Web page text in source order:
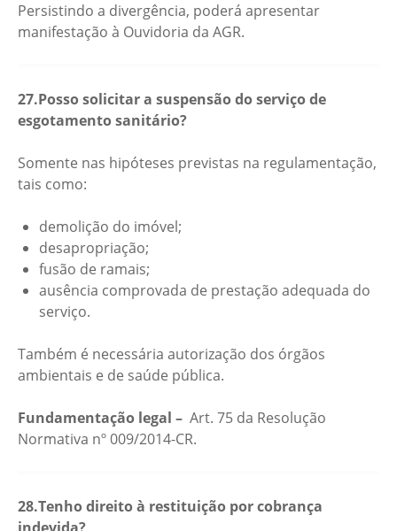
Persistindo a divergência, poderá apresentar
manifestação à Ouvidoria da AGR.
27.Posso solicitar a suspensão do serviço de
esgotamento sanitário?
Somente nas hipóteses previstas na regulamentação,
tais como:
demolição do imóvel;
desapropriação;
fusão de ramais;
ausência comprovada de prestação adequada do
serviço.
Também é necessária autorização dos órgãos
ambientais e de saúde pública.
Fundamentação legal – Art. 75 da Resolução
Normativa nº 009/2014-CR.
28.Tenho direito à restituição por cobrança